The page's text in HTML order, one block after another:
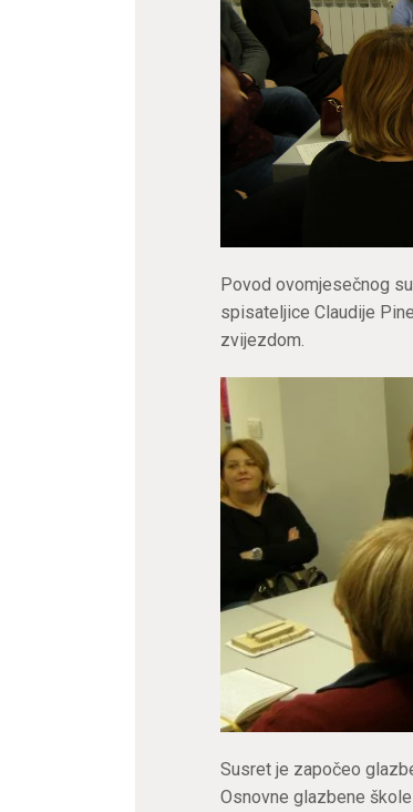
Povod ovomjesečnog
spisateljice Claudije
zvijezdom.
Susret je započeo
Osnovne glazbene